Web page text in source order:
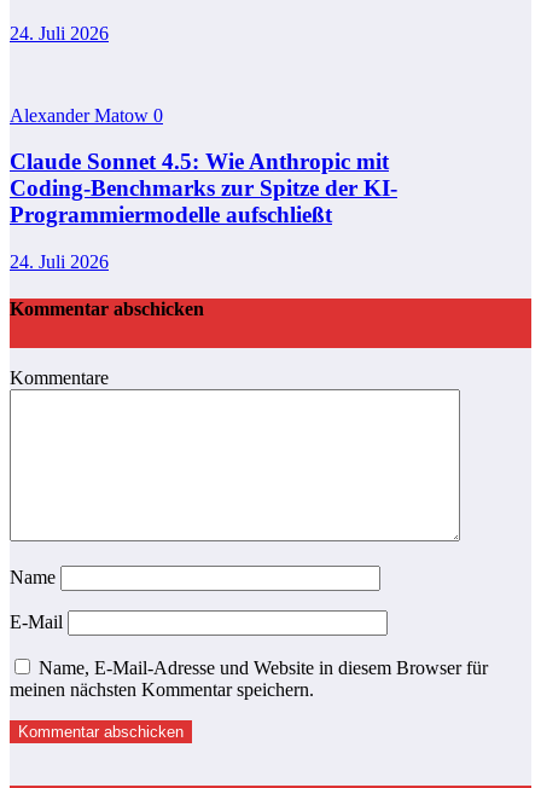
24. Juli 2026
Alexander Matow 0
Claude Sonnet 4.5: Wie Anthropic mit
Coding‑Benchmarks zur Spitze der KI-
Programmiermodelle aufschließt
24. Juli 2026
Kommentar abschicken
Kommentare
Name
E-Mail
Name, E-Mail-Adresse und Website in diesem Browser für
meinen nächsten Kommentar speichern.